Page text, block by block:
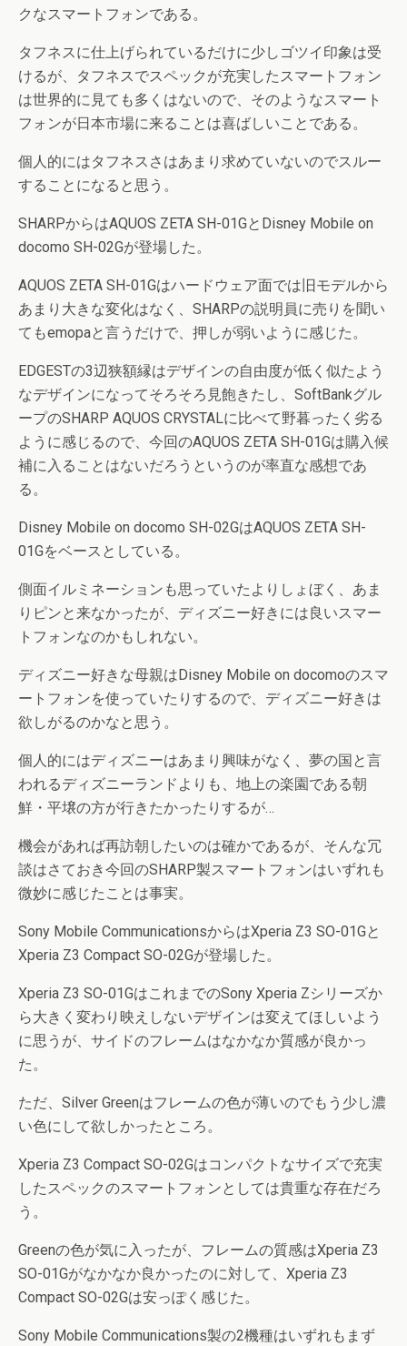
クなスマートフォンである。
タフネスに仕上げられているだけに少しゴツイ印象は受
けるが、タフネスでスペックが充実したスマートフォン
は世界的に見ても多くはないので、そのようなスマート
フォンが日本市場に来ることは喜ばしいことである。
個人的にはタフネスさはあまり求めていないのでスルー
することになると思う。
SHARPからはAQUOS ZETA SH-01GとDisney Mobile on
docomo SH-02Gが登場した。
AQUOS ZETA SH-01Gはハードウェア面では旧モデルから
あまり大きな変化はなく、SHARPの説明員に売りを聞い
てもemopaと言うだけで、押しが弱いように感じた。
EDGESTの3辺狭額縁はデザインの自由度が低く似たよう
なデザインになってそろそろ見飽きたし、SoftBankグル
ープのSHARP AQUOS CRYSTALに比べて野暮ったく劣る
ように感じるので、今回のAQUOS ZETA SH-01Gは購入候
補に入ることはないだろうというのが率直な感想であ
る。
Disney Mobile on docomo SH-02GはAQUOS ZETA SH-
01Gをベースとしている。
側面イルミネーションも思っていたよりしょぼく、あま
りピンと来なかったが、ディズニー好きには良いスマー
トフォンなのかもしれない。
ディズニー好きな母親はDisney Mobile on docomoのスマ
ートフォンを使っていたりするので、ディズニー好きは
欲しがるのかなと思う。
個人的にはディズニーはあまり興味がなく、夢の国と言
われるディズニーランドよりも、地上の楽園である朝
鮮・平壌の方が行きたかったりするが…
機会があれば再訪朝したいのは確かであるが、そんな冗
談はさておき今回のSHARP製スマートフォンはいずれも
微妙に感じたことは事実。
Sony Mobile CommunicationsからはXperia Z3 SO-01Gと
Xperia Z3 Compact SO-02Gが登場した。
Xperia Z3 SO-01GはこれまでのSony Xperia Zシリーズか
ら大きく変わり映えしないデザインは変えてほしいよう
に思うが、サイドのフレームはなかなか質感が良かっ
た。
ただ、Silver Greenはフレームの色が薄いのでもう少し濃
い色にして欲しかったところ。
Xperia Z3 Compact SO-02Gはコンパクトなサイズで充実
したスペックのスマートフォンとしては貴重な存在だろ
う。
Greenの色が気に入ったが、フレームの質感はXperia Z3
SO-01Gがなかなか良かったのに対して、Xperia Z3
Compact SO-02Gは安っぽく感じた。
Sony Mobile Communications製の2機種はいずれもまず